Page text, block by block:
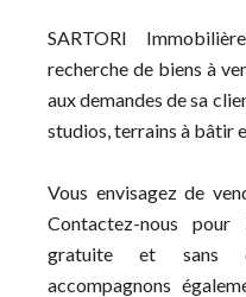
SARTORI
recherche de biens à
aux demandes de sa
studios, terrains à bâtir
Vous envisagez de
Contactez-nous pour
gratuite et sans
accompagnons